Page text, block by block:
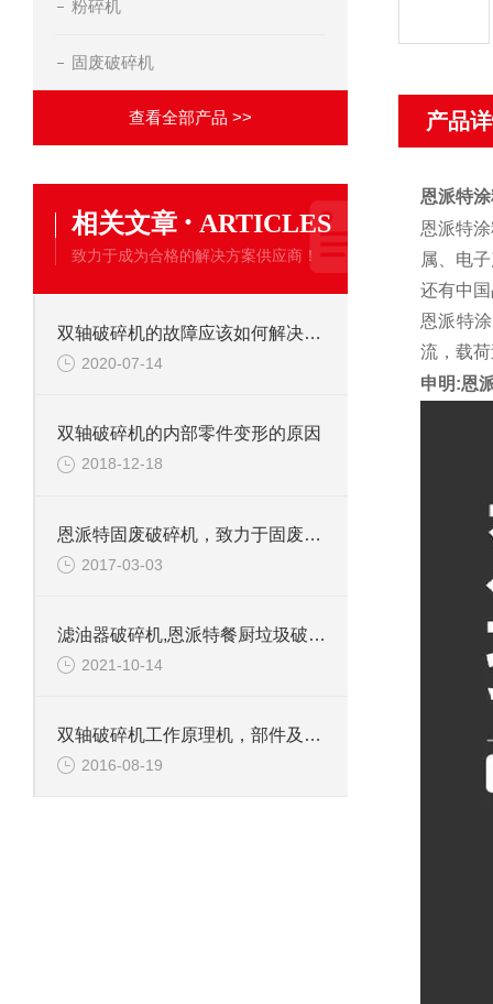
粉碎机
固废破碎机
查看全部产品 >>
相关文章 · ARTICLES
致力于成为合格的解决方案供应商！
双轴破碎机的故障应该如何解决呢？
2020-07-14
双轴破碎机的内部零件变形的原因
2018-12-18
恩派特固废破碎机，致力于固废处理
2017-03-03
滤油器破碎机,恩派特餐厨垃圾破碎机介绍
2021-10-14
双轴破碎机工作原理机，部件及应用范围
2016-08-19
产品
恩派特
恩派特
属、电
还有中
恩派特
流，载
申明:恩